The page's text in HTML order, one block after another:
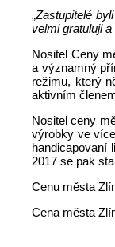
„Zastupitelé
velmi gratuluji
Nositel Ceny
a významný
režimu, který
aktivním
Nositel ceny
výrobky ve
handicapovaní
2017 se pak
Cenu města
Cena města